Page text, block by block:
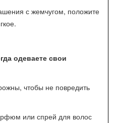
с жемчугом, положите
одеваете свои
чтобы не повредить
или спрей для волос